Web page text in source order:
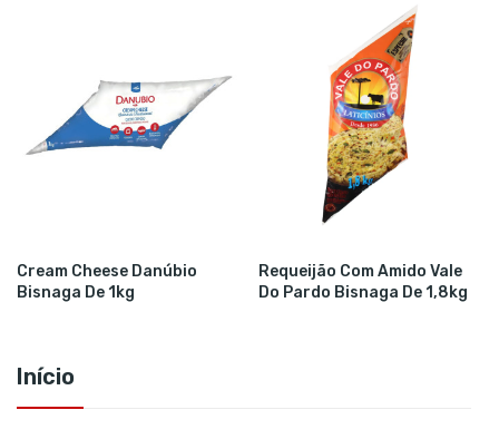
Início
Cream Cheese Danúbio
Bisnaga De 1kg
Requeijão Com Amido Vale
Do Pardo Bisnaga De 1,8kg